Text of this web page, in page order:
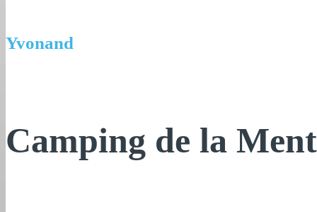
Yvonand
Camping de la